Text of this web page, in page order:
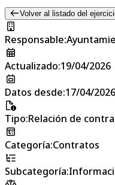
Volver al listado del
Responsable:
Actualizado:19/04/2026
Datos desde:17/04/2026
Tipo:Relación de
Categoría:Contratos
Subcategoría: